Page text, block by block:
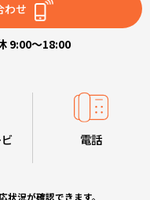
わせ
9:00～18:00
電話
況が確認できます。